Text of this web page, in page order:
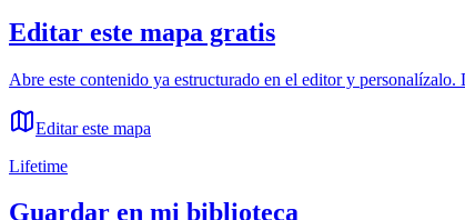
Editar este mapa gratis
Abre este contenido ya estructurado en el editor y
Editar este mapa
Lifetime
Guardar en mi biblioteca